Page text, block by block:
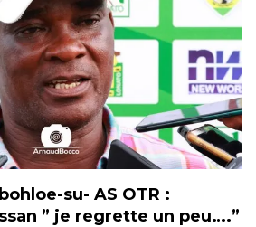
su- AS OTR :
” je regrette un peu….”